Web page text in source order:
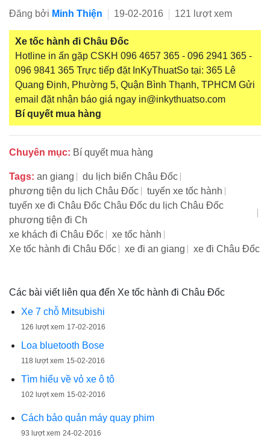
Đăng bởi Minh Thiện 19-02-2016 121 lượt xem
Xe tốc hành đi Châu Đốc
Hotline in ấn gặp CSKH 096 4657 365 - 096 2941 365 -
096 9841 365 Trực tiếp đặt InKyThuatSo tại: 365 Lê
Quang Định, Phường 5, Quận Bình Thạnh, TPHCM Gửi
email đặt nhận báo giá ngay in@inkythuatso.com
Bí quyết mua hàng
Chuyên mục: Bí quyết mua hàng
Tags: an giang
du lịch biển Châu Đốc
phương tiện du lịch Châu Đốc
tuyến xe tốc hành
tuyến xe đi Châu Đốc Châu Đốc du lịch Châu Đốc
phương tiện đi Ch
xe khách đi Châu Đốc
xe tốc hành
Xe tốc hành đi Châu Đốc
xe đi an giang xe đi Châu Đốc
Các bài viết liên qua đến Xe tốc hành đi Châu Đốc
Xe 7 chỗ Mitsubishi
126 lượt xem 17-02-2016
Loa bluetooth Bose
118 lượt xem 15-02-2016
Tìm hiểu về vỏ xe ô tô
102 lượt xem 15-02-2016
Cách bảo quản máy quay phim
93 lượt xem 24-02-2016